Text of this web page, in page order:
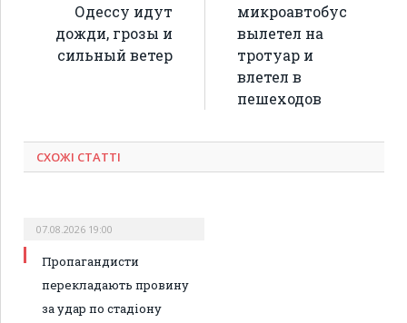
Одессу идут
дожди, грозы и
сильный ветер
микроавтобус
вылетел на
тротуар и
влетел в
пешеходов
СХОЖІ СТАТТІ
07.08.2026 19:00
Пропагандисти
перекладають провину
за удар по стадіону